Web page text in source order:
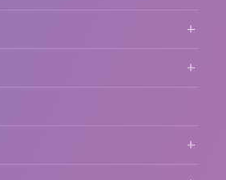
カンファレンス・展示会・アワ
ESPORTS・ゲームプロモーシ